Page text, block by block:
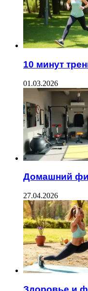
10 минут
01.03.2026
Домашний
27.04.2026